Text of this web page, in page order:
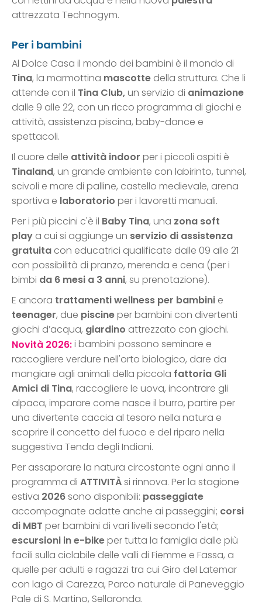
attrezzata Technogym.
Per i bambini
Al Dolce Casa il mondo dei bambini è il mondo di
Tina, la marmottina mascotte della struttura. Che li
attende con il Tina Club,un servizio di animazione
dalle 9 alle 22, con un ricco programma di giochi e
attività, assistenza piscina, baby-dance e
spettacoli.
Il cuore delle attività indoor per i piccoli ospiti è
Tinaland, un grande ambiente con labirinto, tunnel,
scivoli e mare di palline, castello medievale, arena
sportiva e laboratorio per i lavoretti manuali.
Per i più piccini c'è il Baby Tina, una zona soft
play a cui si aggiunge un servizio di assistenza
gratuita con educatrici qualificate dalle 09 alle 21
con possibilità di pranzo, merenda e cena (per i
bimbi da 6 mesi a 3 anni, su prenotazione).
E ancora trattamenti wellness per bambini e
teenager, due piscineper bambini con divertenti
giochi d’acqua, giardino attrezzato con giochi.
Novità 2026:i bambini possono seminare e
raccogliere verdure nell'orto biologico, dare da
mangiare agli animali della piccola fattoria Gli
Amici di Tina, raccogliere le uova, incontrare gli
alpaca, imparare come nasce il burro, partire per
una divertente caccia al tesoro nella natura e
scoprire il concetto del fuoco e del riparo nella
suggestiva Tenda degli Indiani.
Per assaporare la natura circostante ogni anno il
programma di ATTIVITÀsi rinnova. Per la stagione
estiva 2026sono disponibili: passeggiate
accompagnate adatte anche ai passeggini; corsi
di MBT per bambini di vari livelli secondo l'età;
escursioni in e-bikeper tutta la famiglia dalle più
facili sulla ciclabile delle valli di Fiemme e Fassa, a
quelle per adulti e ragazzi tra cui Giro del Latemar
con lago di Carezza, Parco naturale di Paneveggio
Pale di S. Martino, Sellaronda.